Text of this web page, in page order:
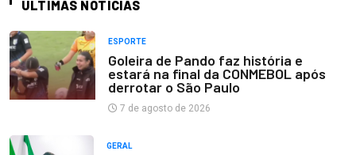
ÚLTIMAS NOTÍCIAS
ESPORTE
Goleira de Pando faz história e
estará na final da CONMEBOL após
derrotar o São Paulo
7 de agosto de 2026
GERAL